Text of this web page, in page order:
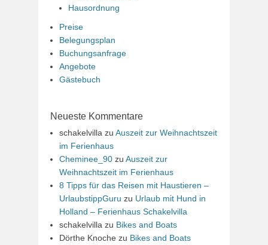
Hausordnung
Preise
Belegungsplan
Buchungsanfrage
Angebote
Gästebuch
Neueste Kommentare
schakelvilla zu Auszeit zur Weihnachtszeit
im Ferienhaus
Cheminee_90 zu Auszeit zur
Weihnachtszeit im Ferienhaus
8 Tipps für das Reisen mit Haustieren –
UrlaubstippGuru zu Urlaub mit Hund in
Holland – Ferienhaus Schakelvilla
schakelvilla zu Bikes and Boats
Dörthe Knoche zu Bikes and Boats